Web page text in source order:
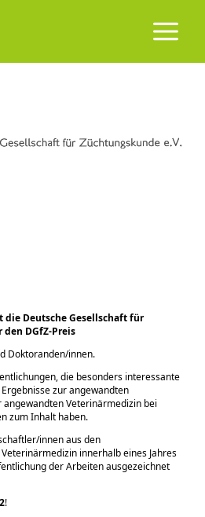
die Deutsche Gesellschaft für
den DGfZ-Preis
Doktoranden/innen.
die besonders interessante
zur angewandten
Veterinärmedizin bei
zum Inhalt haben.
innen aus den
innerhalb eines Jahres
der Arbeiten ausgezeichnet
!